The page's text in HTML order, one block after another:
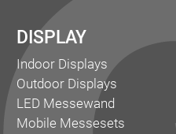
DISPLAY
Indoor Displays
Outdoor Displays
LED Messewand
Mobile Messesets